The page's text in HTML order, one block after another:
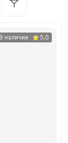
В наличии 5,0